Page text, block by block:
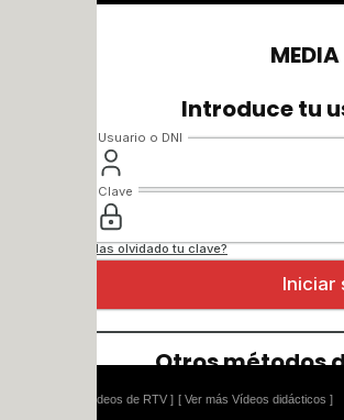
[ Ver más Vídeos didácticos ]